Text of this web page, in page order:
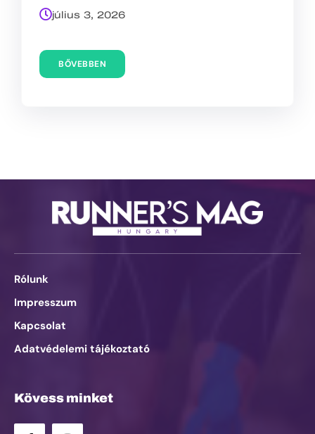
július 3, 2026
BŐVEBBEN
Rólunk
Impresszum
Kapcsolat
Adatvédelemi tájékoztató
Kövess minket